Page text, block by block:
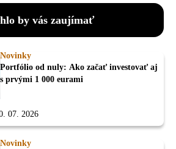
by vás zaujímať
Novinky
Portfólio od nuly: Ako začať investovať aj
s prvými 1 000 eurami
07. 2026
Novinky